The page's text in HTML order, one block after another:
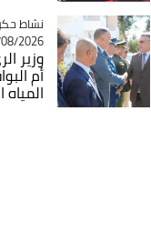
نشاط
- 11:03
وزير
أم